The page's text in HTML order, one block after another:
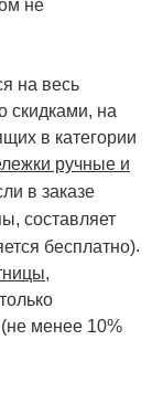
не
на весь
скидками, на
в категории
ручные и
в заказе
составляет
бесплатно).
менее 10%